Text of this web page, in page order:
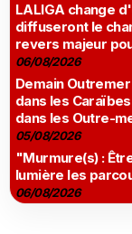
LALIGA change
diffuseront le
revers majeur
06/08/2026
Demain
dans les
dans les Outre-
05/08/2026
"Murmure(s) :
lumière les
06/08/2026